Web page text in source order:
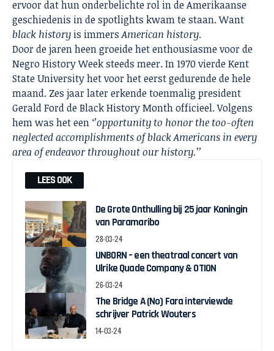
ervoor dat hun onderbelichte rol in de Amerikaanse
geschiedenis in de spotlights kwam te staan. Want
black history is immersAmerican history.
Door de jaren heen groeide het enthousiasme voor de
Negro History Week steeds meer. In 1970 vierde Kent
State University het voor het eerst gedurende de hele
maand. Zes jaar later erkende toenmalig president
Gerald Ford de Black History Month officieel. Volgens
hem was het een ‘’opportunity to honor the too-often
neglected accomplishments of black Americans in every
area of endeavor throughout our history.’’
LEES OOK
De Grote Onthulling bij 25 jaar Koningin
van Paramaribo
28-03-24
UNBORN – een theatraal concert van
Ulrike Quade Company & OTION
26-03-24
The Bridge A (No) Fara interviewde
schrijver Patrick Wouters
14-03-24